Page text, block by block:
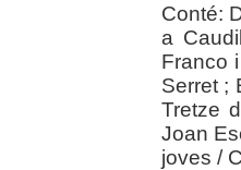
Conté:
a
Franco
Serret ;
Tretze
Joan
joves /